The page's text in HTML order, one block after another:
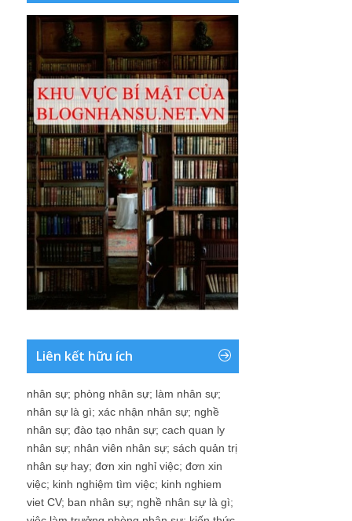
Liên kết hữu ích
nhân sự; phòng nhân sự; làm nhân sự;
nhân sự là gì; xác nhận nhân sự; nghề
nhân sự; đào tạo nhân sự; cach quan ly
nhân sự; nhân viên nhân sự; sách quản trị
nhân sự hay; đơn xin nghỉ việc; đơn xin
việc; kinh nghiệm tìm việc; kinh nghiem
viet CV; ban nhân sự; nghề nhân sự là gì;